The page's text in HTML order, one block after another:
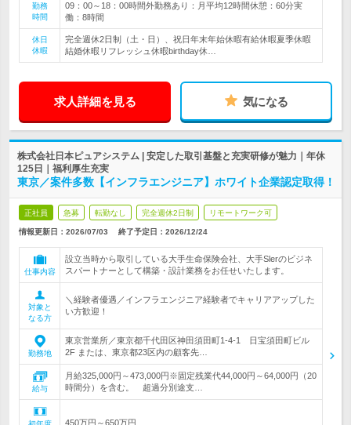
勤務
時間
09：00～18：00時間外勤務あり：月平均12時間休憩：60分実
働：8時間
休日
休暇
完全週休2日制（土・日）、祝日年末年始休暇有給休暇夏季休暇
結婚休暇リフレッシュ休暇birthday休…
求人詳細を見る 気になる
株式会社日本ピュアシステム | 安定した取引基盤と充実研修が魅力｜年休
125日｜福利厚生充実
東京／案件多数【インフラエンジニア】ホワイト企業認定取得！
正社員 急募 転勤なし 完全週休2日制 リモートワーク可
情報更新日：2026/07/03 終了予定日： 2026/12/24
仕事内容
設立当時から取引している大手生命保険会社、大手Slerのビジネ
スパートナーとして構築・設計業務をお任せいたします。
対象と
なる方
＼経験者優遇／インフラエンジニア経験者でキャリアアップした
い方歓迎！
勤務地
東京営業所／東京都千代田区神田須田町1-4-1 日宝須田町ビル
2F または、東京都23区内の顧客先…
給与
月給325,000円～473,000円※固定残業代44,000円～64,000円（20
時間分）を含む。 超過分別途支…
450万円～650万円